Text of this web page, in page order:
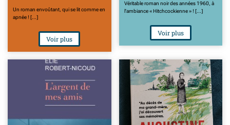
Un roman envoûtant, qui se lit comme en
apnée ! [...]
Voir plus
Véritable roman noir des années 1960, à
l'ambiance « Hitchcockienne » ! [...]
Voir plus